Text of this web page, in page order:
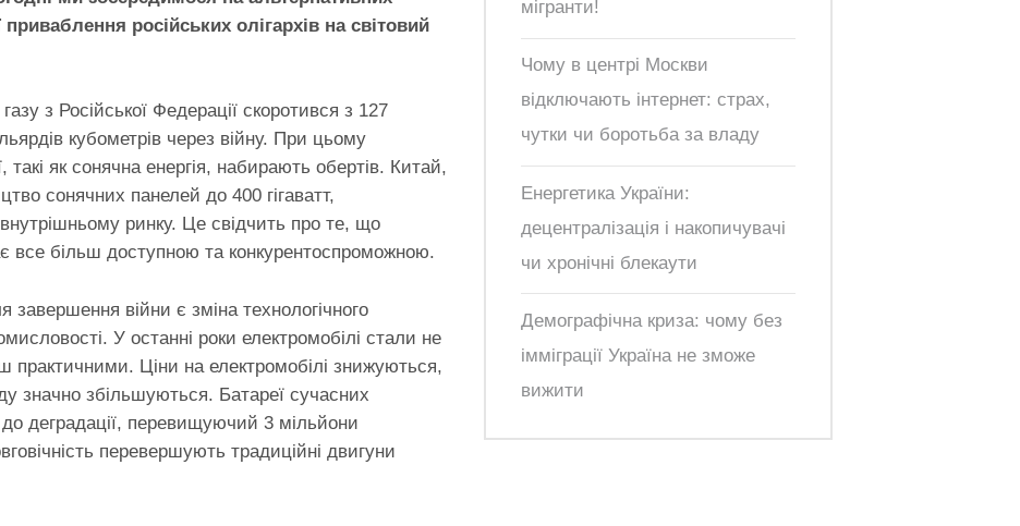
приваблення російських олігархів на світовий
з Російської Федерації скоротився з 127
кубометрів через війну. При цьому
такі як сонячна енергія, набирають обертів. Китай,
сонячних панелей до 400 гігаватт,
ринку. Це свідчить про те, що
все більш доступною та конкурентоспроможною.
війни є зміна технологічного
У останні роки електромобілі стали не
Ціни на електромобілі знижуються,
значно збільшуються. Батареї сучасних
деградації, перевищуючий 3 мільйони
перевершують традиційні двигуни
мігранти!
Чому в центрі Москви
відключають інтернет: страх,
чутки чи боротьба за владу
Енергетика України:
децентралізація і накопичувачі
чи хронічні блекаути
Демографічна криза: чому без
імміграції Україна не зможе
вижити